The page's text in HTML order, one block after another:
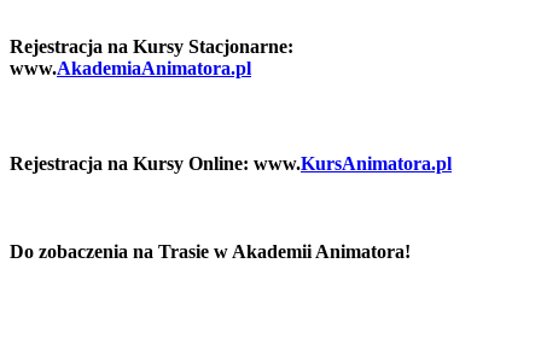
Rejestracja na Kursy Stacjonarne:
www.AkademiaAnimatora.pl
Rejestracja na Kursy Online: www.KursAnimatora.pl
Do zobaczenia na Trasie w Akademii Animatora!